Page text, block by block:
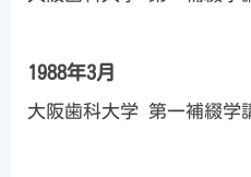
1988年3月
大阪歯科大学 第一補綴学